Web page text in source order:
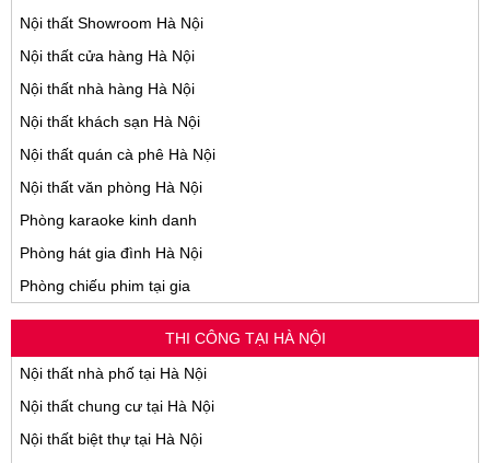
Nội thất Showroom Hà Nội
Nội thất cửa hàng Hà Nội
Nội thất nhà hàng Hà Nội
Nội thất khách sạn Hà Nội
Nội thất quán cà phê Hà Nội
Nội thất văn phòng Hà Nội
Phòng karaoke kinh danh
Phòng hát gia đình Hà Nội
Phòng chiếu phim tại gia
THI CÔNG TẠI HÀ NỘI
Nội thất nhà phố tại Hà Nội
Nội thất chung cư tại Hà Nội
Nội thất biệt thự tại Hà Nội